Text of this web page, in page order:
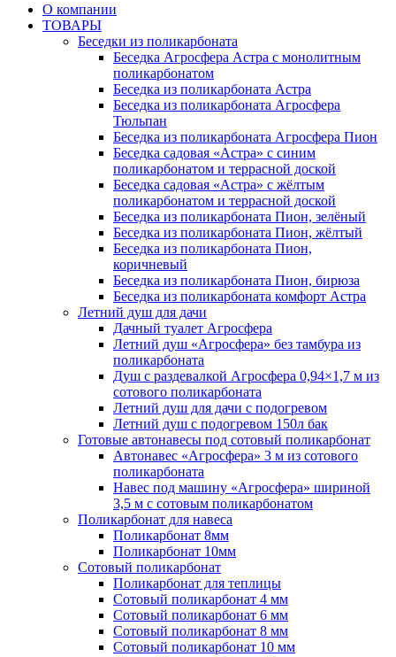
О компании
ТОВАРЫ
Беседки из поликарбоната
Беседка Агросфера Астра с монолитным
поликарбонатом
Беседка из поликарбоната Астра
Беседка из поликарбоната Агросфера
Тюльпан
Беседка из поликарбоната Агросфера Пион
Беседка садовая «Астра» с синим
поликарбонатом и террасной доской
Беседка садовая «Астра» с жёлтым
поликарбонатом и террасной доской
Беседка из поликарбоната Пион, зелёный
Беседка из поликарбоната Пион, жёлтый
Беседка из поликарбоната Пион,
коричневый
Беседка из поликарбоната Пион, бирюза
Беседка из поликарбоната комфорт Астра
Летний душ для дачи
Дачный туалет Агросфера
Летний душ «Агросфера» без тамбура из
поликарбоната
Душ с раздевалкой Агросфера 0,94×1,7 м из
сотового поликарбоната
Летний душ для дачи с подогревом
Летний душ с подогревом 150л бак
Готовые автонавесы под сотовый поликарбонат
Автонавес «Агросфера» 3 м из сотового
поликарбоната
Навес под машину «Агросфера» шириной
3,5 м с сотовым поликарбонатом
Поликарбонат для навеса
Поликарбонат 8мм
Поликарбонат 10мм
Сотовый поликарбонат
Поликарбонат для теплицы
Сотовый поликарбонат 4 мм
Сотовый поликарбонат 6 мм
Сотовый поликарбонат 8 мм
Сотовый поликарбонат 10 мм